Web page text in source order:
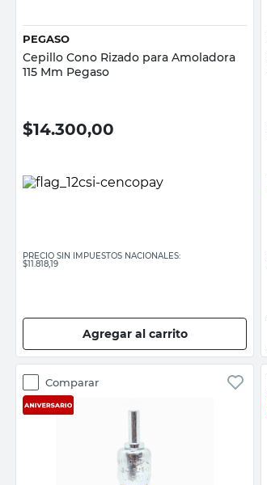
PEGASO
Cepillo Cono Rizado para Amoladora
115 Mm Pegaso
$14.300,00
PRECIO SIN IMPUESTOS NACIONALES:
$11.818,19
Agregar al carrito
Comparar